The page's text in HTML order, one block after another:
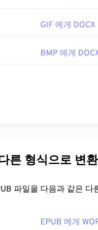
GIF 에게 DOCX
BMP 에게
른 형식으로 변
EPUB 파일을 다음
EPUB 에게